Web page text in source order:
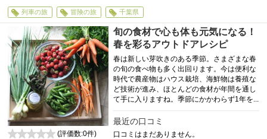
列車の旅 冒険の旅 千葉県
旬の食材で心も体も元気になる！
春を彩るアウトドアレシピ
春は新しい芽吹きのある季節。さまざまな春
の旬の食べ物も多く出回ります。今は便利な
時代で農産物はハウス栽培、海鮮物は養殖な
ど技術が進み、ほとんどの食材が年間を通し
て手に入りますね。季節にかかわらず1年を...
最近の口コミ
口コミはまだありません。
(評価数:0件)